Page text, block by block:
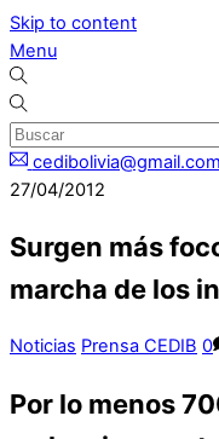
Skip to content
Menu
cedibolivia@gmail.com
27/04/2012
Surgen más
marcha de los
Noticias Prensa CEDIB 0
Por lo menos